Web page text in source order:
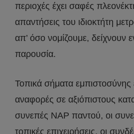
περιοχές έχει σαφές
απαντήσεις του ιδιοκτήτη
απ’ όσο νομίζουμε, δείχνουν
παρουσία.
Τοπικά σήματα εμπιστοσύνης
αναφορές σε αξιόπιστους
συνεπές NAP παντού, οι
τοπικές επιχειρήσεις, οι